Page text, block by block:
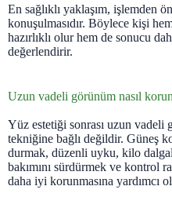
En sağlıklı yaklaşım, işlemden
konuşulmasıdır. Böylece kişi
hazırlıklı olur hem de sonucu
değerlendirir.
Uzun vadeli görünüm nasıl
Yüz estetiği sonrası uzun vadeli
tekniğine bağlı değildir. Güneş
durmak, düzenli uyku, kilo
bakımını sürdürmek ve kontrol
daha iyi korunmasına yardımcı